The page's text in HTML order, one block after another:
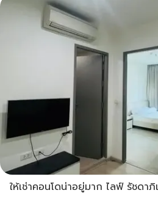
ให้เช่าคอนโดน่าอยู่มาก ไลฟ์ รัชดาภิ